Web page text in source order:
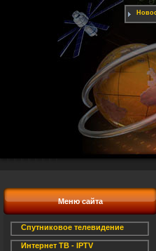
Меню сайта
Спутниковое телевидение
Интернет ТВ - IPTV